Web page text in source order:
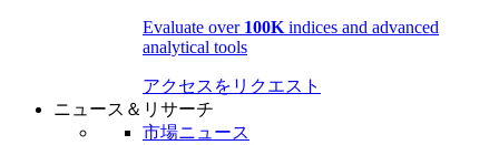
Evaluate over 100K indices and advanced
analytical tools
アクセスをリクエスト
ニュース＆リサーチ
市場ニュース